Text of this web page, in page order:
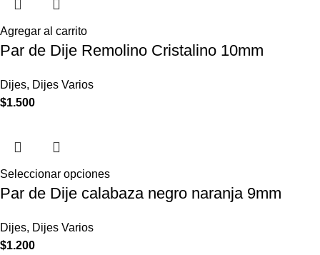
Agregar al carrito
Par de Dije Remolino Cristalino 10mm
Dijes, Dijes Varios
$1.500
Seleccionar opciones
Par de Dije calabaza negro naranja 9mm
Dijes, Dijes Varios
$1.200